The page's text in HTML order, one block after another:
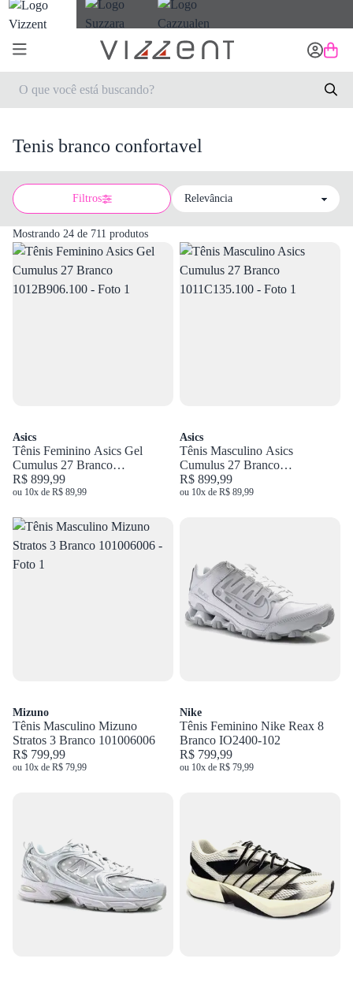
Tenis branco confortavel
Filtros
Sort by
Mostrando 24 de 711 produtos
Asics
Tênis Feminino Asics Gel
Cumulus 27 Branco
1012B906.100
R$ 899,99
ou 10x de R$ 89,99
Asics
Tênis Masculino Asics
Cumulus 27 Branco
1011C135.100
R$ 899,99
ou 10x de R$ 89,99
Mizuno
Tênis Masculino Mizuno
Stratos 3 Branco 101006006
R$ 799,99
ou 10x de R$ 79,99
Nike
Tênis Feminino Nike Reax 8
Branco IO2400-102
R$ 799,99
ou 10x de R$ 79,99